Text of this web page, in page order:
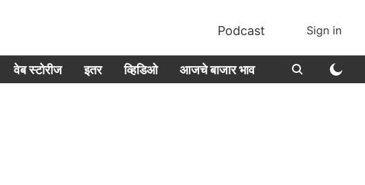
Podcast Sign in
वेब स्टोरीज इतर व्हिडिओ आजचे बाजार भाव